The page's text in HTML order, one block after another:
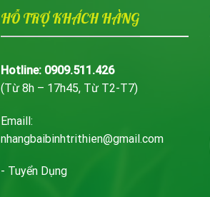
HỖ TRỢ KHÁCH HÀNG
Hotline: 0909.511.426
(Từ 8h – 17h45, Từ T2-T7)
Emaill:
nhangbaibinhtrithien@gmail.com
- Tuyển Dụng